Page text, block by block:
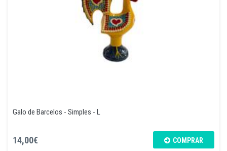
Galo de Barcelos - Simples - L
14,00€ COMPRAR